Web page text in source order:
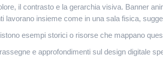
il contrasto e la gerarchia visiva. Banner
lavorano insieme come in una sala fisica,
esempi storici o risorse che mappano
e approfondimenti sul design digitale